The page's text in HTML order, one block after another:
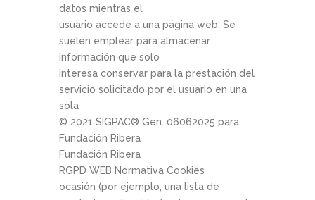
datos mientras el
usuario accede a una página web. Se
suelen emplear para almacenar
información que solo
interesa conservar para la prestación del
servicio solicitado por el usuario en una
sola
© 2021 SIGPAC®­ Gen. 06­06­2025 para
Fundación Ribera
Fundación Ribera
RGPD WEB Normativa Cookies
ocasión (por ejemplo, una lista de